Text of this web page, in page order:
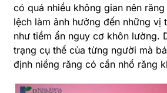
có quá nhiều không gian nên
lệch làm ảnh hưởng đến những vị
như tiềm ẩn nguy cơ khôn lường.
trạng cụ thể của từng người mà
định niềng răng có cần nhổ răng